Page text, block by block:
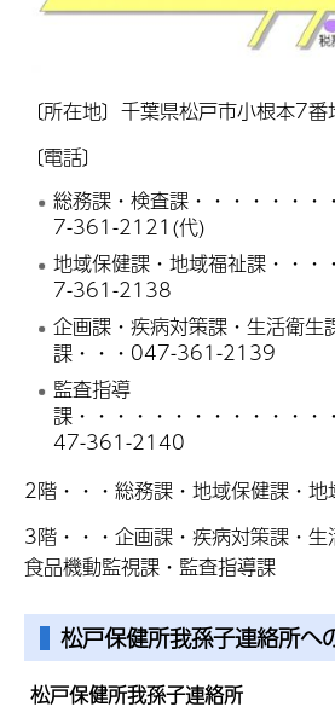
〔所在地〕千葉県松戸市小根本7
〔電話〕
総務課・検査課・・・・・・
7-361-2121(代)
地域保健課・地域福祉課・・
7-361-2138
企画課・疾病対策課・生活衛生
課・・・047-361-2139
監査指導
課・・・・・・・・・・・・・
47-361-2140
2階・・・総務課・地域保健課・地
3階・・・企画課・疾病対策課・生
食品機動監視課・監査指導課
松戸保健所我孫子連絡所へ
松戸保健所我孫子連絡所